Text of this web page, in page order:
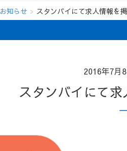
お知らせ スタンバイにて求人情報を
2016年7月
スタンバイにて